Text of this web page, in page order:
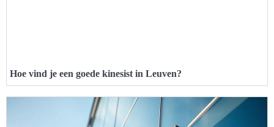
Hoe vind je een goede kinesist in Leuven?